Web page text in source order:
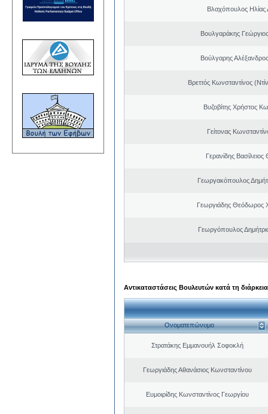
Βλαχόπουλος Ηλίας
Βουλγαράκης
Βούλγαρης
Βρεττός Κωνσταντίνος
Βυζοβίτης Χρήστος
Γείτονας
Γερανίδης
Γεωργακόπουλος
Γεωργιάδης Θεόδωρος
Γεωργόπουλος
Αντικαταστάσεις Βουλευτών κατά τη
Ονοματεπώνυμο
Στρατάκης Εμμανουήλ Σοφοκλή
Γεωργιάδης Αθανάσιος Κωνσταντίνου
Ευμοιρίδης Κωνσταντίνος Γεωργίου